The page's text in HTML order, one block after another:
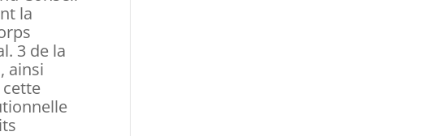
la
3 de la
ainsi